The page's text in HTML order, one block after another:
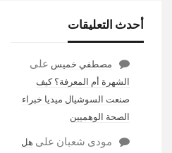
أحدث التعليقات
مصطفي خميس على
الشهرة أم المعرفة؟ كيف
صنعت السوشيال ميديا خبراء
الصحة الوهميين
مودى شعبان على هل